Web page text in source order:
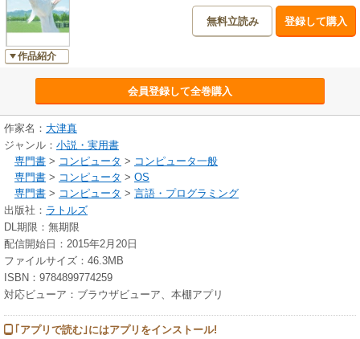
作品紹介
無料立読み 登録して購入
会員登録して全巻購入
作家名： 大津真
ジャンル： 小説・実用書
専門書 > コンピュータ > コンピュータ一般
専門書 > コンピュータ > OS
専門書 > コンピュータ > 言語・プログラミング
出版社： ラトルズ
DL期限：無期限
配信開始日：2015年2月20日
ファイルサイズ：46.3MB
ISBN：9784899774259
対応ビューア：ブラウザビューア、本棚アプリ
｢アプリで読む｣にはアプリをインストール!